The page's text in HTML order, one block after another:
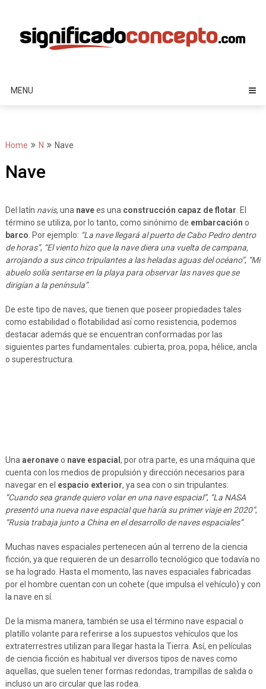
content
MENU
Home N Nave
Nave
Del latín navis, una navees una construcción capaz de flotar . El
término se utiliza, por lo tanto, como sinónimo de embarcación o
barco . Por ejemplo: “La nave llegará al puerto de Cabo Pedro dentro
de horas”, “El viento hizo que la nave diera una vuelta de campana,
arrojando a sus cinco tripulantes a las heladas aguas del océano”, “Mi
abuelo solía sentarse en la playa para observar las naves que se
dirigían a la península”.
De este tipo de naves, que tienen que poseer propiedades tales
como estabilidad o flotabilidad así como resistencia, podemos
destacar además que se encuentran conformadas por las
siguientes partes fundamentales: cubierta, proa, popa, hélice, ancla
o superestructura.
Una aeronaveo nave espacial , por otra parte, es una máquina que
cuenta con los medios de propulsión y dirección necesarios para
navegar en el espacio exterior, ya sea con o sin tripulantes:
“Cuando sea grande quiero volar en una nave espacial”, “La NASA
presentó una nueva nave espacial que haría su primer viaje en 2020”,
“Rusia trabaja junto a China en el desarrollo de naves espaciales”.
Muchas naves espaciales pertenecen aún al terreno de la ciencia
ficción, ya que requieren de un desarrollo tecnológico que todavía no
se ha logrado. Hasta el momento, las naves espaciales fabricadas
por el hombre cuentan con un cohete (que impulsa el vehículo) y con
la nave en sí.
De la misma manera, también se usa el término nave espacial o
platillo volante para referirse a los supuestos vehículos que los
extraterrestres utilizan para llegar hasta la Tierra. Así, en películas
de ciencia ficción es habitual ver diversos tipos de naves como
aquellas, que suelen tener formas redondas, trampillas de salida o
incluso un aro circular que las rodea.